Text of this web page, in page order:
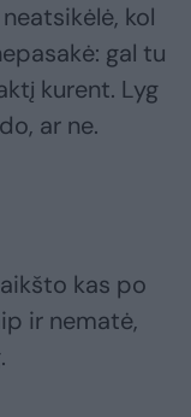
kol
gal tu
kurent. Lyg
ar ne.
kas po
ir nematė,